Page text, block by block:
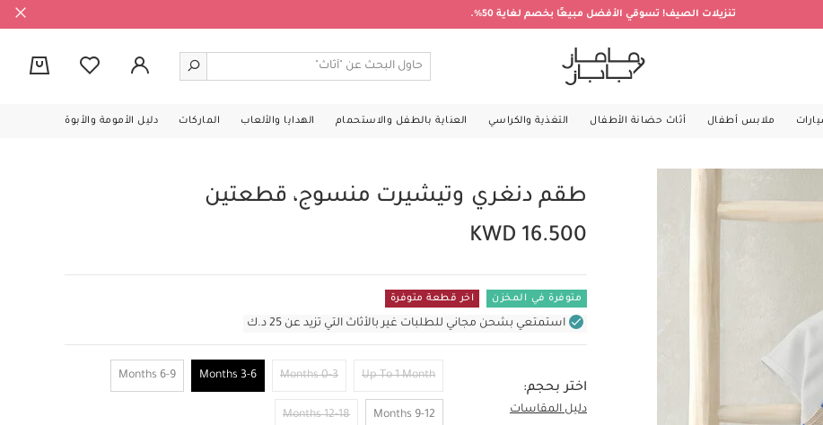
تنزيلات الصيف! تسوقي الأفضل مبيعًا بخصم لغاية 50%.
ملابس أطفال أثاث حضانة الأطفال التغذية والكراسي العناية بالطفل والاستحمام الهدايا والألعاب الماركات دليل الأمومة والأبوة
طقم دنغري وتيشيرت منسوج، قطعتين
KWD 16.500
متوفرة في المخزن اخر قطعة متوفرة
استمتعي بشحن مجاني للطلبات غير بالأثاث التي تزيد عن 25 د.ك
اختر بحجم:
دليل المقاسات
Up To 1 Month
0-3 Months
3-6 Months
6-9 Months
9-12 Months
12-18 Months 3-6 Months